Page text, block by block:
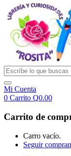
Mi Cuenta
0 Carrito Q0.00
Carrito de
Carro vacío.
Seguir